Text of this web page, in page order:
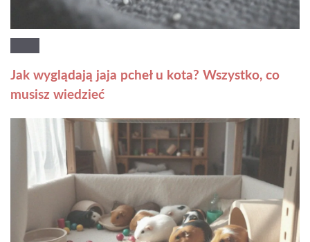
Jak wyglądają jaja pcheł u kota? Wszystko, co
musisz wiedzieć